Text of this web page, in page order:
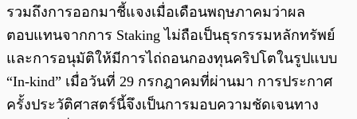
รวมถึงการออกมาชี้แจงเมื่อเดือนพฤษภาคมว่าผล
ตอบแทนจากการ Staking ไม่ถือเป็นธุรกรรมหลักทรัพย์
และการอนุมัติให้มีการไถ่ถอนกองทุนคริปโตในรูปแบบ
“In-kind” เมื่อวันที่ 29 กรกฎาคมที่ผ่านมา การประกาศ
ครั้งประวัติศาสตร์นี้จึงเป็นการมอบความชัดเจนทาง